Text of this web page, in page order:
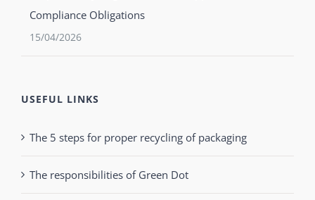
Compliance Obligations
15/04/2026
USEFUL LINKS
The 5 steps for proper recycling of packaging
The responsibilities of Green Dot